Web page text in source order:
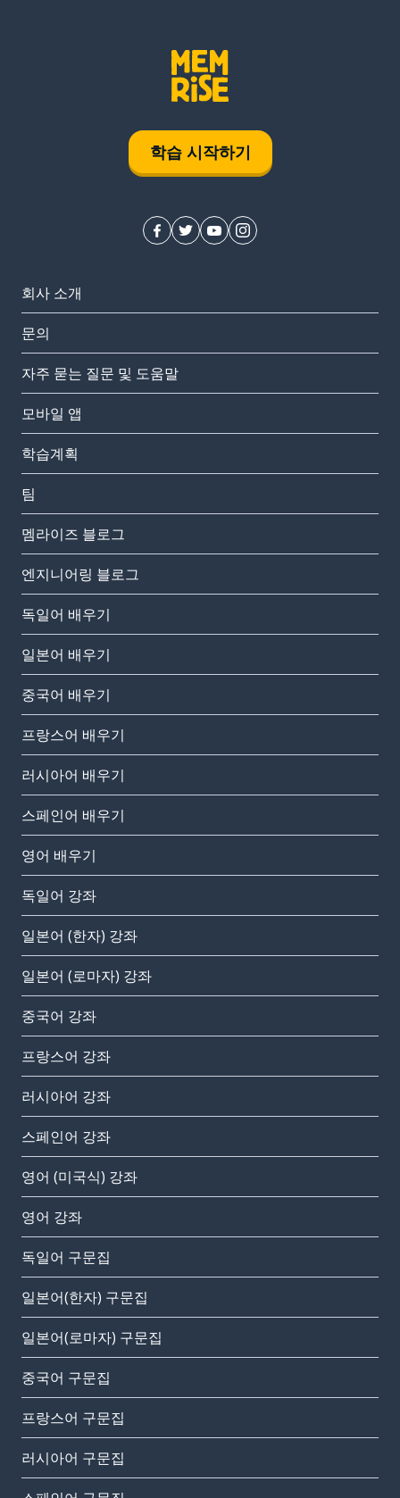
학습 시작하기
회사 소개
문의
자주 묻는 질문 및 도움말
모바일 앱
학습계획
팀
멤라이즈 블로그
엔지니어링 블로그
독일어 배우기
일본어 배우기
중국어 배우기
프랑스어 배우기
러시아어 배우기
스페인어 배우기
영어 배우기
독일어 강좌
일본어 (한자) 강좌
일본어 (로마자) 강좌
중국어 강좌
프랑스어 강좌
러시아어 강좌
스페인어 강좌
영어 (미국식) 강좌
영어 강좌
독일어 구문집
일본어(한자) 구문집
일본어(로마자) 구문집
중국어 구문집
프랑스어 구문집
러시아어 구문집